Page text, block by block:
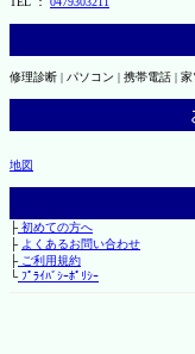
修理診断 | パソコン | 携帯電話 |
地図
├初めての方へ
├ よくあるお問い合わせ
├ご利用規約
└ﾌﾟﾗｲﾊﾞｼｰﾎﾟﾘｼｰ